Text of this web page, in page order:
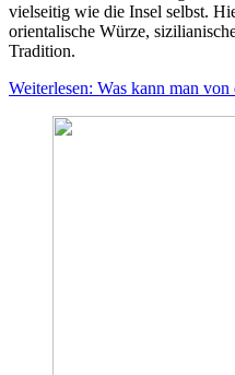
vielseitig wie die Insel selbst.
orientalische Würze,
Tradition.
Weiterlesen: Was kann man